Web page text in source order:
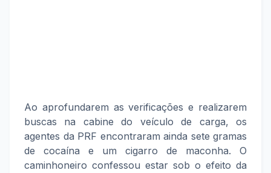
Ao aprofundarem as verificações e realizarem
buscas na cabine do veículo de carga, os
agentes da PRF encontraram ainda sete gramas
de cocaína e um cigarro de maconha. O
caminhoneiro confessou estar sob o efeito da